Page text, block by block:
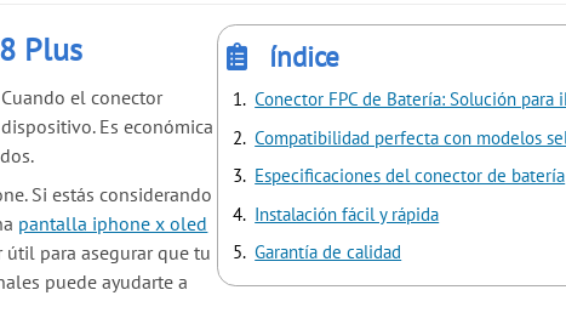
índice
Conector FPC de Batería: Solución para
Compatibilidad perfecta con modelos
Especificaciones del conector de batería
Instalación fácil y rápida
Garantía de calidad
Plus
Cuando el conector
Es económica
Si estás considerando
pantalla iphone x oled
útil para asegurar que tu
puede ayudarte a